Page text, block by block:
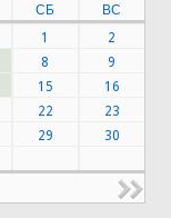
СБ
ВС
1
2
8
9
15
16
22
23
29
30